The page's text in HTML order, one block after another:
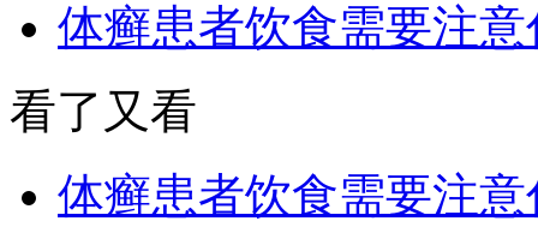
体癣患者饮食需要注意
看了又看
体癣患者饮食需要注意